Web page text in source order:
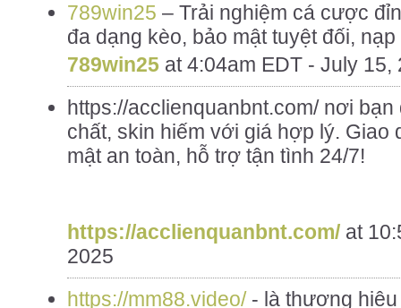
789win25 – Trải nghiệm cá cược
đa dạng kèo, bảo mật tuyệt đối,
789win25 at4:04am EDT - July 15,
https://acclienquanbnt.com/ nơi
chất, skin hiếm với giá hợp lý. Giao
mật an toàn, hỗ trợ tận tình 24/7!
https://acclienquanbnt.com/ at
2025
https://mm88.video/- là thương